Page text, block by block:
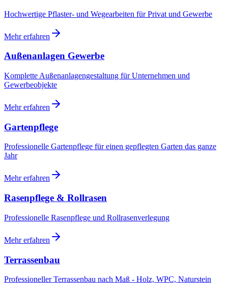
Hochwertige Pflaster- und Wegearbeiten für Privat und Gewerbe
Mehr erfahren
Außenanlagen Gewerbe
Komplette Außenanlagengestaltung für Unternehmen und
Gewerbeobjekte
Mehr erfahren
Gartenpflege
Professionelle Gartenpflege für einen gepflegten Garten das ganze
Jahr
Mehr erfahren
Rasenpflege & Rollrasen
Professionelle Rasenpflege und Rollrasenverlegung
Mehr erfahren
Terrassenbau
Professioneller Terrassenbau nach Maß - Holz, WPC, Naturstein